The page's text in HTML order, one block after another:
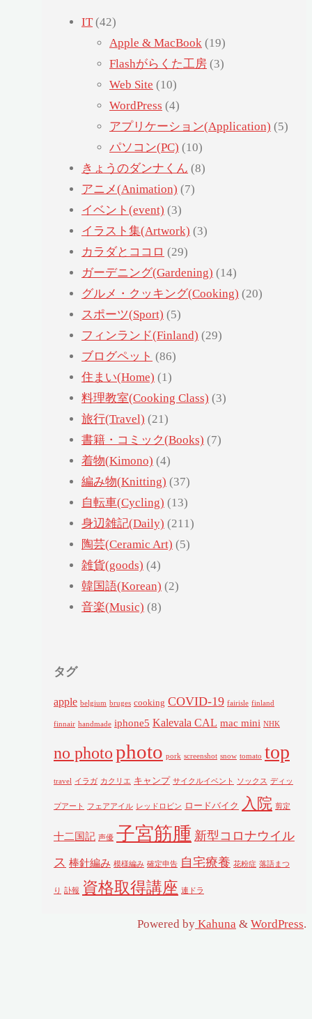
IT (42)
Apple & MacBook (19)
Flashがらくた工房 (3)
Web Site (10)
WordPress (4)
アプリケーション(Application) (5)
パソコン(PC) (10)
きょうのダンナくん (8)
アニメ(Animation) (7)
イベント(event) (3)
イラスト集(Artwork) (3)
カラダとココロ (29)
ガーデニング(Gardening) (14)
グルメ・クッキング(Cooking) (20)
スポーツ(Sport) (5)
フィンランド(Finland) (29)
ブログペット (86)
住まい(Home) (1)
料理教室(Cooking Class) (3)
旅行(Travel) (21)
書籍・コミック(Books) (7)
着物(Kimono) (4)
編み物(Knitting) (37)
自転車(Cycling) (13)
身辺雑記(Daily) (211)
陶芸(Ceramic Art) (5)
雑貨(goods) (4)
韓国語(Korean) (2)
音楽(Music) (8)
タグ
apple belgium bruges cooking COVID-19 fairisle finland
finnair handmade iphone5 Kalevala CAL mac mini NHK
no photophoto pork screenshot snow tomato top
travel イラガ カクリエ キャンプ サイクルイベント ソックス ディッ
プアート フェアアイル レッドロビン ロードバイク 入院 剪定
十二国記 声優 子宮筋腫 新型コロナウイル
ス 棒針編み 模様編み 確定申告 自宅療養 花粉症 落語まつ
り 訃報 資格取得講座 連ドラ
Powered by Kahuna & WordPress.